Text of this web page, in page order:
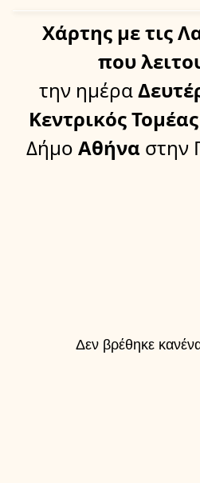
Χάρτης με τις
που
την ημέρα
Κεντρικός
Δήμο Αθήνα στην
Δεν βρέθηκε